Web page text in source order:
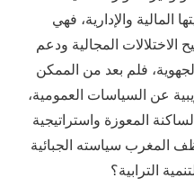
المالية والإدارية، فهي
المجالية ودعم
فلم بعد من الممكن
عن السياسات العمومية،
المعوزة واستراتيجية
المغرب سياسته الجبائية
الترابية؟